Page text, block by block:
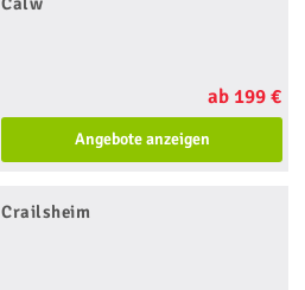
ab 199 €
Angebote anzeigen
Crailsheim